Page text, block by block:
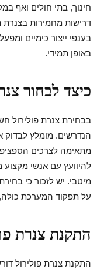
חינוך, בתי חולים ואף
דרישות מחמירות בצנרת
בענפי ייצור כימיים
באופן תמידי.
כיצד לבחור
בבחירת צנרת פולירול
הנדרשים. מומלץ לבדוק
מתאימה לצרכים
להיוועץ עם אנשי
מיטבי. יש לזכור כי
על תפקוד המערכת
התקנת צנרת
התקנת צנרת פולירול